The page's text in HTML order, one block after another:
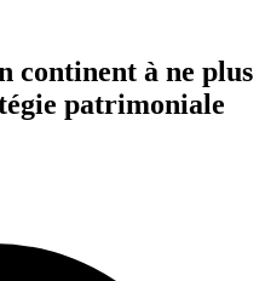
continent à ne plus
patrimoniale